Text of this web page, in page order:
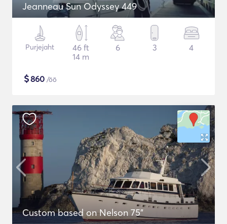
Jeanneau Sun Odyssey 449
Purjejaht
46 ft
14 m
6 3 4
$860 /öö
Custom based on Nelson 75"